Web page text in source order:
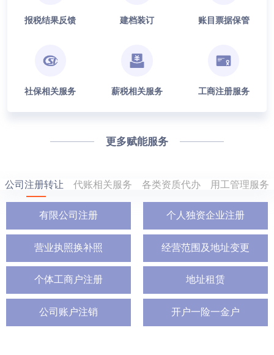
报税结果反馈 建档装订 账目票据保管
社保相关服务 薪税相关服务 工商注册服务
更多赋能服务
公司注册转让 代账相关服务 各类资质代办 用工管理服务
有限公司注册 个人独资企业注册
营业执照换补照 经营范围及地址变更
个体工商户注册 地址租赁
公司账户注销 开户一险一金户